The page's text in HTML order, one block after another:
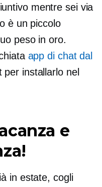
mentre sei via
è un piccolo
peso in oro.
app di chat dal
installarlo nel
e
in estate, cogli